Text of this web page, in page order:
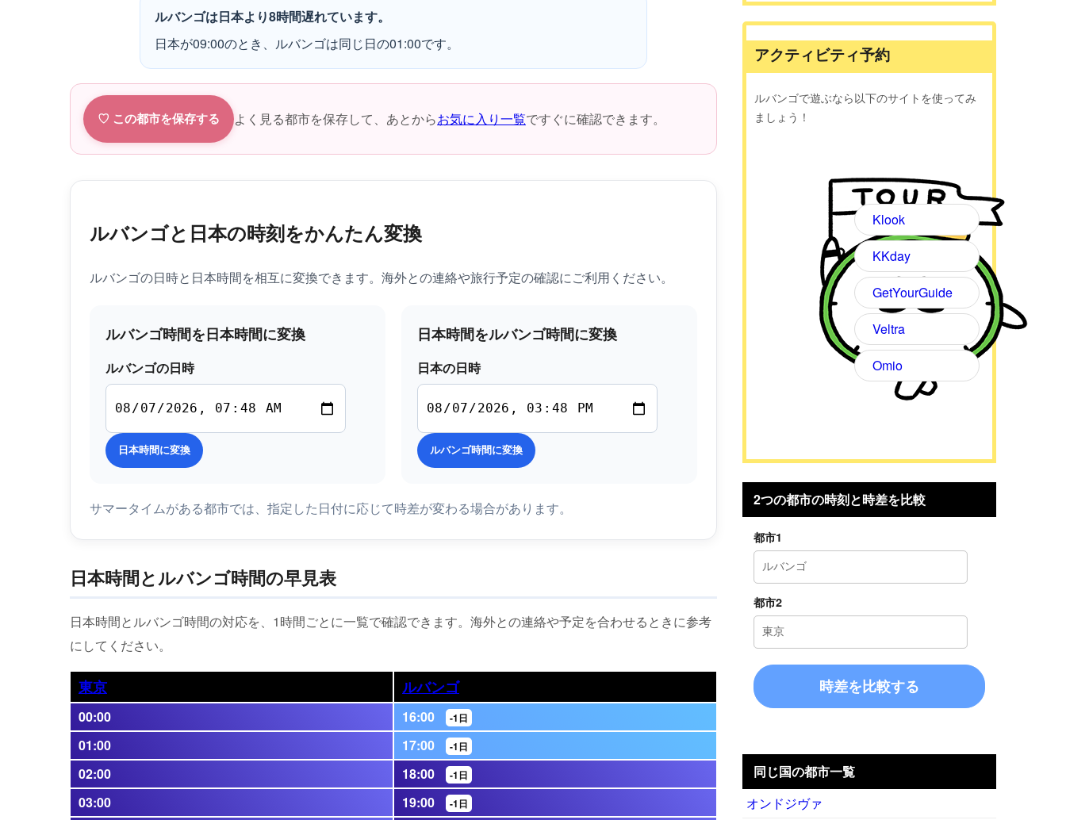
ルバンゴは日本より8時間遅れています。
日本が09:00のとき、ルバンゴは同じ日の01:00です。
♡ この都市を保存する よく見る都市を保存して、あとからお気に入り一覧ですぐに確認できます。
ルバンゴと日本の時刻をかんたん変換
ルバンゴの日時と日本時間を相互に変換できます。海外との連絡や旅行予定の確認にご利用ください。
ルバンゴ時間を日本時間に変換
ルバンゴの日時
日本時間に変換
日本時間をルバンゴ時間に変換
日本の日時
ルバンゴ時間に変換
サマータイムがある都市では、指定した日付に応じて時差が変わる場合があります。
日本時間とルバンゴ時間の早見表
日本時間とルバンゴ時間の対応を、1時間ごとに一覧で確認できます。海外との連絡や予定を合わせるときに参考
にしてください。
東京 ルバンゴ
00:00 16:00 -1日
01:00 17:00 -1日
02:00 18:00 -1日
03:00 19:00 -1日
アクティビティ予約
ルバンゴで遊ぶなら以下のサイトを使ってみ
ましょう！
Klook
KKday
GetYourGuide
Veltra
Omio
2つの都市の時刻と時差を比較
都市1
都市2
時差を比較する
同じ国の都市一覧
オンドジヴァ